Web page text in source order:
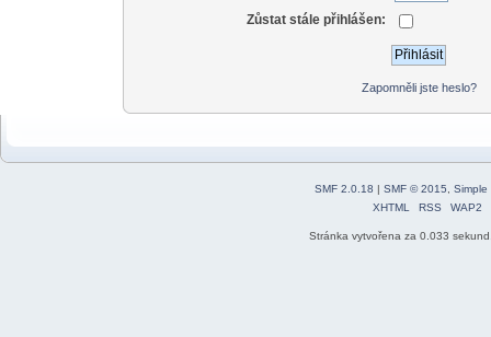
Zůstat stále přihlášen:
Zapomněli jste heslo?
SMF 2.0.18 | SMF © 2015
Simple
XHTML
RSS WAP2
Stránka vytvořena za 0.033